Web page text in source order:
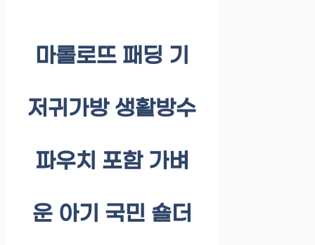
마롤로뜨 패딩 기
저귀가방 생활방수
파우치 포함 가벼
운 아기 국민 숄더